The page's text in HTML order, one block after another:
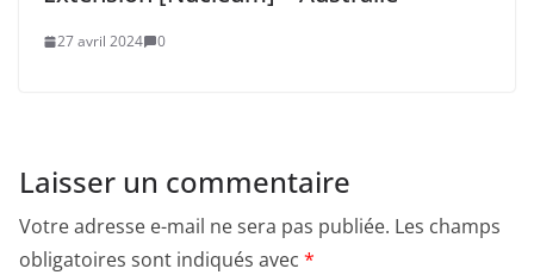
27 avril 2024 0
Laisser un commentaire
Votre adresse e-mail ne sera pas publiée. Les champs
obligatoires sont indiqués avec *